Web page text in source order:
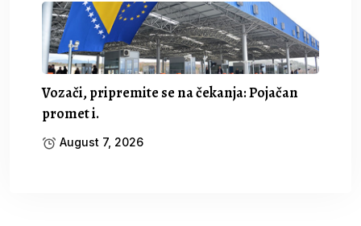
Vozači, pripremite se na čekanja: Pojačan
promet i.
August 7, 2026